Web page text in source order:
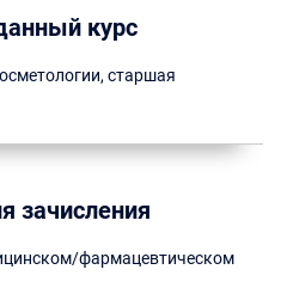
курс
старшая
зачисления
фармацевтическом